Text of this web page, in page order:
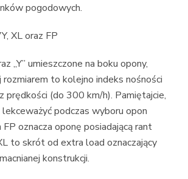
pogodowych.
XL oraz FP
„Y” umieszczone na boku opony,
rozmiarem to kolejno indeks nośności
prędkości (do 300 km/h). Pamiętajcie,
podczas wyboru opon
oznacza oponę posiadającą rant
to skrót od extra load oznaczający
konstrukcji.